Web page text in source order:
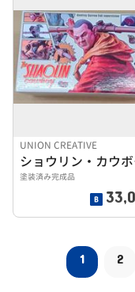
UNION CREATIVE
塗装済み完成品
1 2